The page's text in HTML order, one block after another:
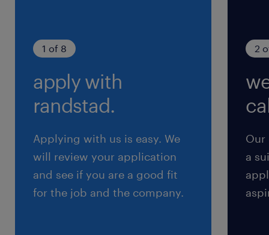
ア健康保険組合加入
退職金制度：前払いor 確定拠出金か選択できま
＜試用期間＞
3ヶ月※業務内容・条件は本採用時と同内容で
す。
＜定年＞
＜その他補足＞
1 of 8
apply with
randstad.
Applying with us is easy. We
will review your application
and see if you are a good fit
for the job and the company.
2
Our
a